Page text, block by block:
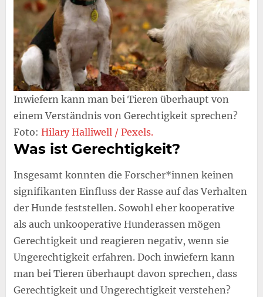
Inwiefern kann man bei Tieren überhaupt von
einem Verständnis von Gerechtigkeit sprechen?
Foto: Hilary Halliwell / Pexels.
Was ist Gerechtigkeit?
Insgesamt konnten die Forscher*innen keinen
signifikanten Einfluss der Rasse auf das Verhalten
der Hunde feststellen. Sowohl eher kooperative
als auch unkooperative Hunderassen mögen
Gerechtigkeit und reagieren negativ, wenn sie
Ungerechtigkeit erfahren. Doch inwiefern kann
man bei Tieren überhaupt davon sprechen, dass
Gerechtigkeit und Ungerechtigkeit verstehen?